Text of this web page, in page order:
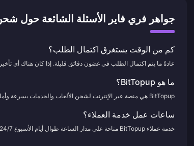
جواهر فري فاير الأسئلة الشائعة حول
كم من الوقت يستغرق اكتمال الطلب؟
عادةً ما يتم اكتمال الطلب في غضون دقائق قليلة. إذا كان هناك أي
ما هو BitTopup؟
BitTopup هي منصة عبر الإنترنت لشحن الألعاب والخدمات بسرعة وأمان.
ساعات عمل خدمة العملاء؟
خدمة عملاء BitTopup متاحة على مدار الساعة طوال أيام الأسبوع 24/7.